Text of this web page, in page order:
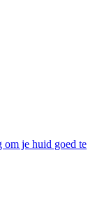
om je huid goed te